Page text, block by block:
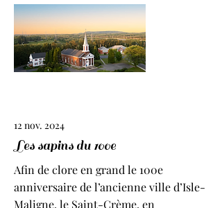
12 nov. 2024
Les sapins du 100e
Afin de clore en grand le 100e
anniversaire de l’ancienne ville d’Isle-
Maligne, le Saint-Crème, en